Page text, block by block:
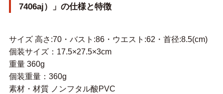
7406aj）」の仕様と特徴
サイズ 高さ:70・バスト:86・ウエスト:62・首径:8.5(cm)
個装サイズ：17.5×27.5×3cm
重量 360g
個装重量：360g
素材・材質 ノンフタル酸PVC